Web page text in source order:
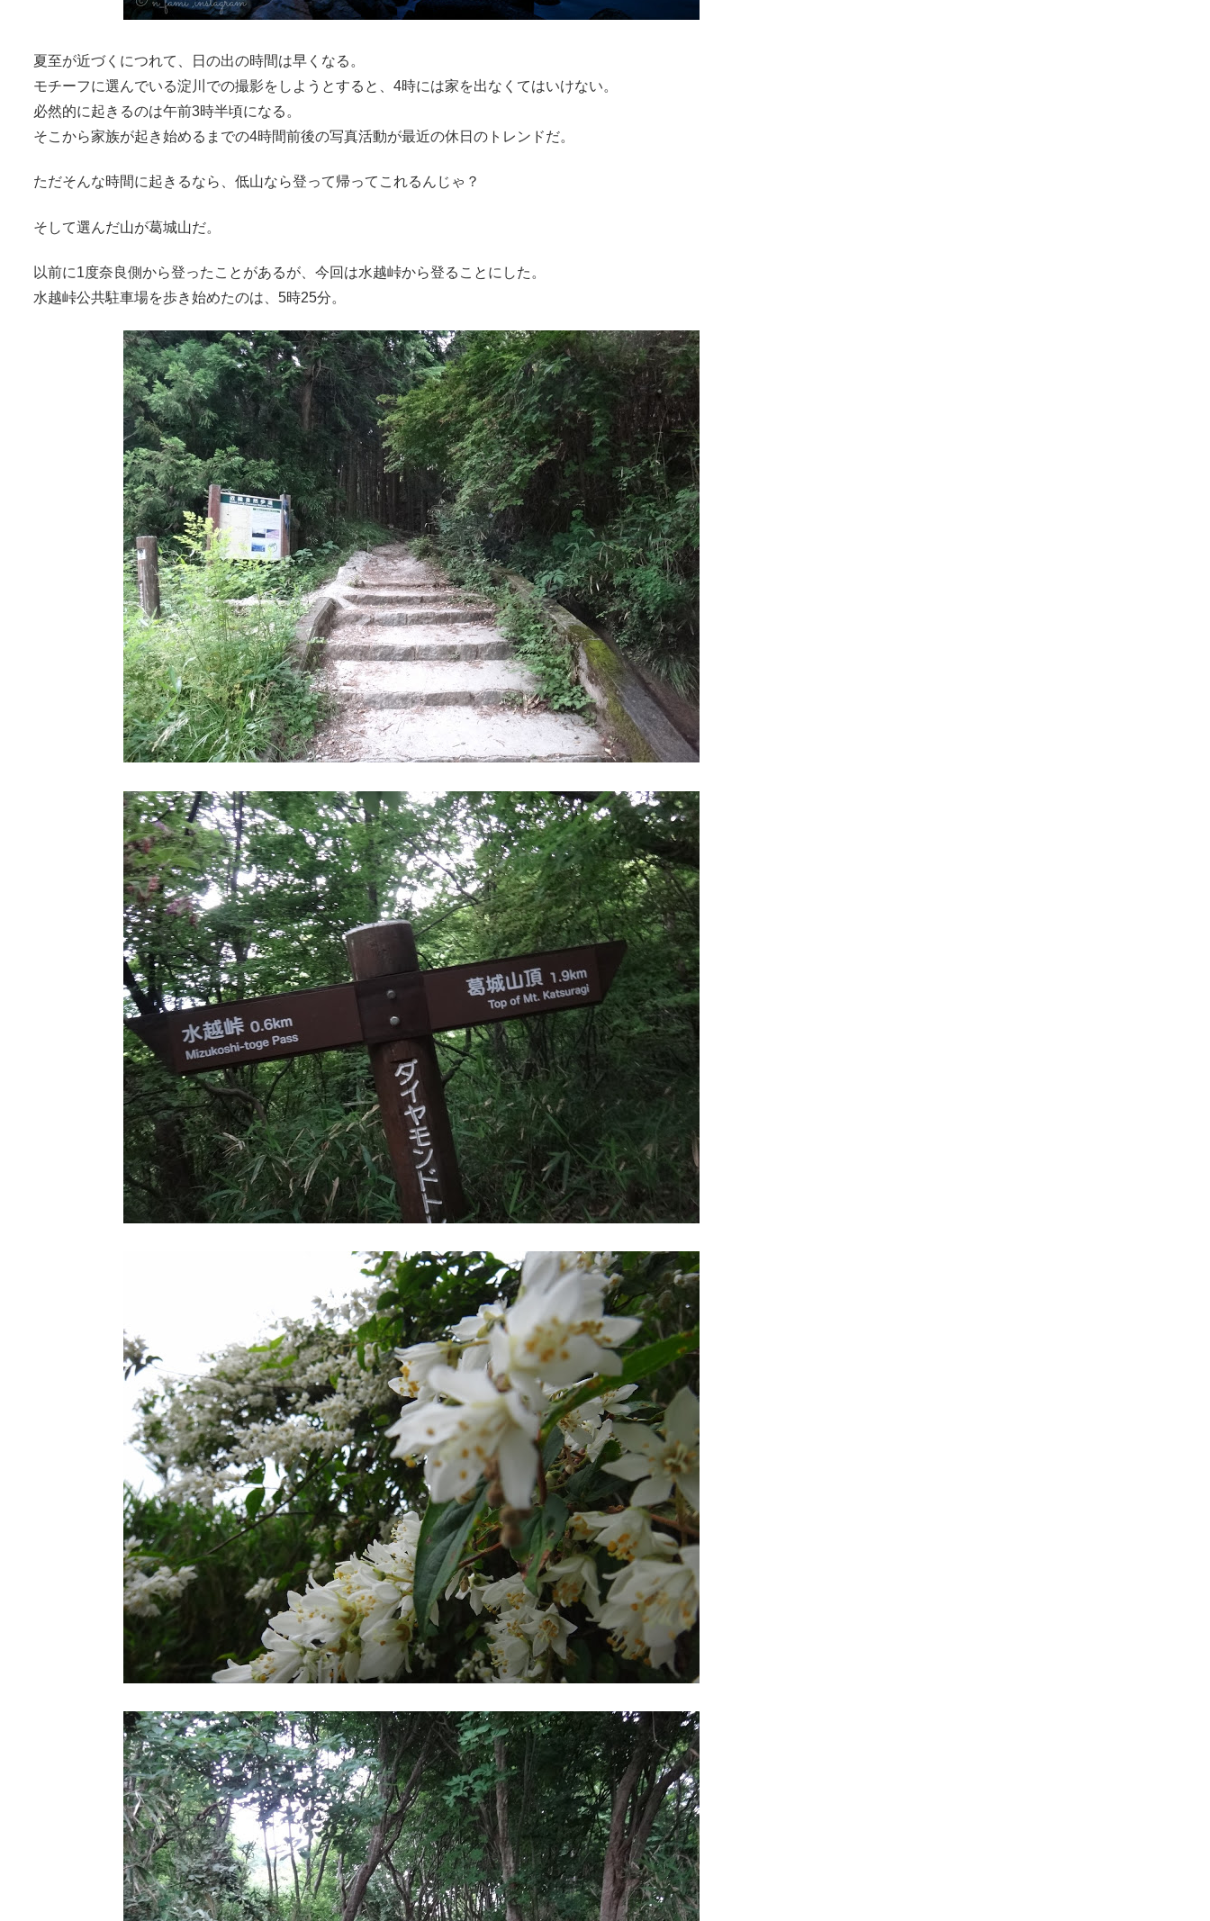
夏至が近づくにつれて、日の出の時間は早くなる。
モチーフに選んでいる淀川での撮影をしようとすると、4時には家を出なくてはいけない。
必然的に起きるのは午前3時半頃になる。
そこから家族が起き始めるまでの4時間前後の写真活動が最近の休日のトレンドだ。
ただそんな時間に起きるなら、低山なら登って帰ってこれるんじゃ？
そして選んだ山が葛城山だ。
以前に1度奈良側から登ったことがあるが、今回は水越峠から登ることにした。
水越峠公共駐車場を歩き始めたのは、5時25分。